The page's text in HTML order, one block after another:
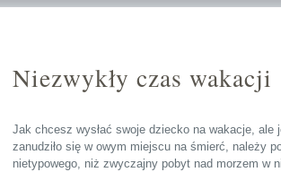
Niezwykły czas wakacji
Jak chcesz wysłać swoje dziecko na wakacje, ale
zanudziło się w owym miejscu na śmierć, należy
nietypowego, niż zwyczajny pobyt nad morzem w